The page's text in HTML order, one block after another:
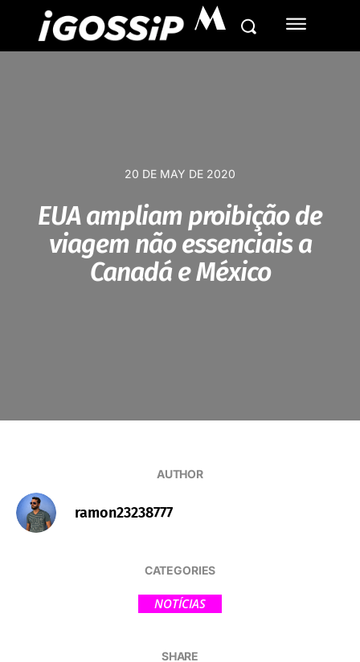
M
20 DE MAY DE 2020
EUA ampliam proibição de
viagem não essenciais a
Canadá e México
AUTHOR
ramon23238777
CATEGORIES
NOTÍCIAS
SHARE